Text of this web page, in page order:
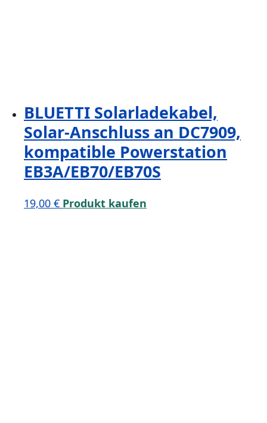
BLUETTI Solarladekabel,
Solar-Anschluss an DC7909,
kompatible Powerstation
EB3A/EB70/EB70S
19,00 € Produkt kaufen